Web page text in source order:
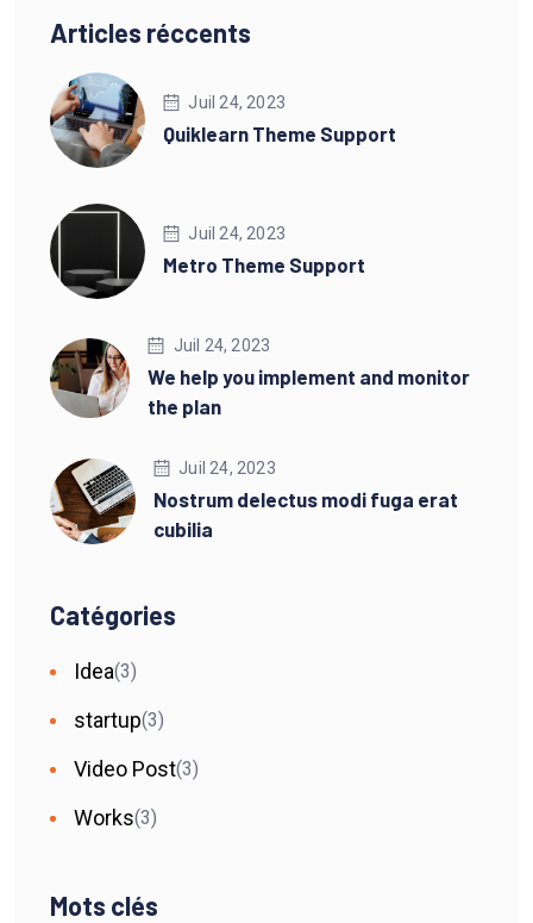
Articles réccents
Juil 24, 2023
Quiklearn Theme Support
Juil 24, 2023
Metro Theme Support
Juil 24, 2023
We help you implement and monitor
the plan
Juil 24, 2023
Nostrum delectus modi fuga erat
cubilia
Catégories
Idea(3)
startup(3)
Video Post(3)
Works(3)
Mots clés